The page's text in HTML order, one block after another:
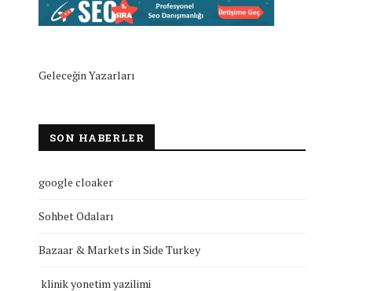
Geleceğin Yazarları
SON HABERLER
google cloaker
Sohbet Odaları
Bazaar & Markets in Side Turkey
klinik yonetim yazilimi